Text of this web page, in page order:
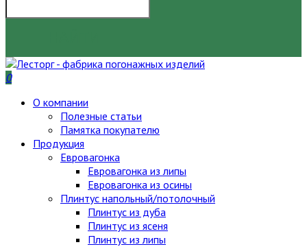
0
О компании
Полезные статьи
Памятка покупателю
Продукция
Евровагонка
Евровагонка из липы
Евровагонка из осины
Плинтус напольный/потолочный
Плинтус из дуба
Плинтус из ясеня
Плинтус из липы